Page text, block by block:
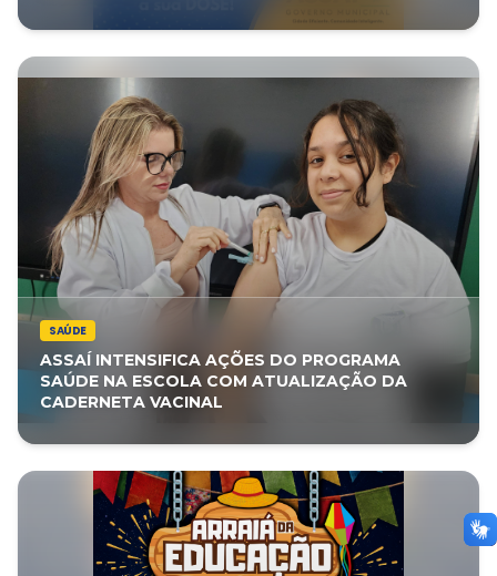
SAÚDE
ASSAÍ INTENSIFICA AÇÕES DO PROGRAMA
SAÚDE NA ESCOLA COM ATUALIZAÇÃO DA
CADERNETA VACINAL